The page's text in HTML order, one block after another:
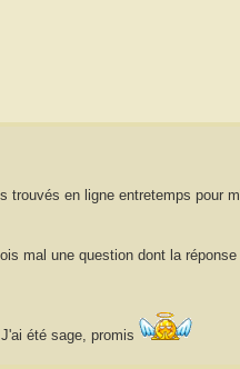
trouvés en ligne entretemps pour
mal une question dont la
été sage, promis